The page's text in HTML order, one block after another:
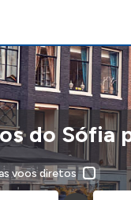
do Sófia
voos diretos